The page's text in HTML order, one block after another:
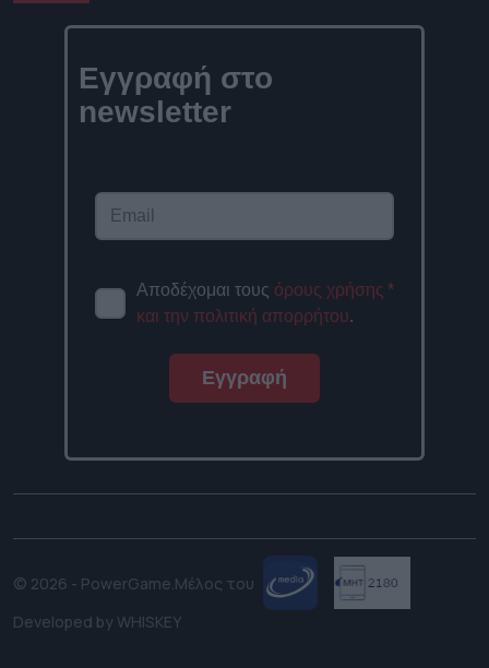
Εγγραφή στο
newsletter
Αποδέχομαι τους όρους χρήσης
και την πολιτική απορρήτου.
*
Εγγραφή
© 2026 - PowerGame. Μέλος του
Developed by WHISKEY